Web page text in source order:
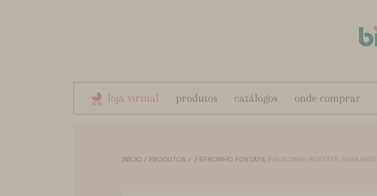
loja virtual produtos catálogos onde comprar
INÍCIO / PRODUTOS / / BERCINHO PORTÁTIL /